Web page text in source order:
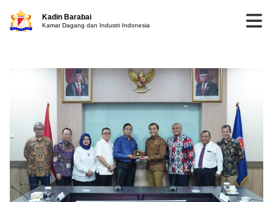
Kadin Barabai
Kamar Dagang dan Industri Indonesia